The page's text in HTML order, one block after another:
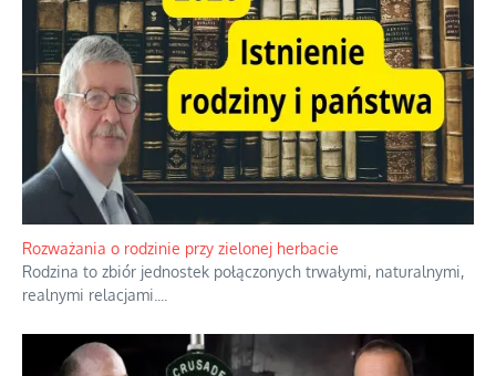
Rozważania o rodzinie przy zielonej herbacie
Rodzina to zbiór jednostek połączonych trwałymi, naturalnymi,
realnymi relacjami.